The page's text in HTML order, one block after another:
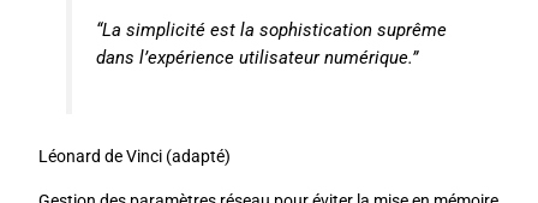
“La simplicité est la sophistication suprême
dans l’expérience utilisateur numérique.”
Léonard de Vinci (adapté)